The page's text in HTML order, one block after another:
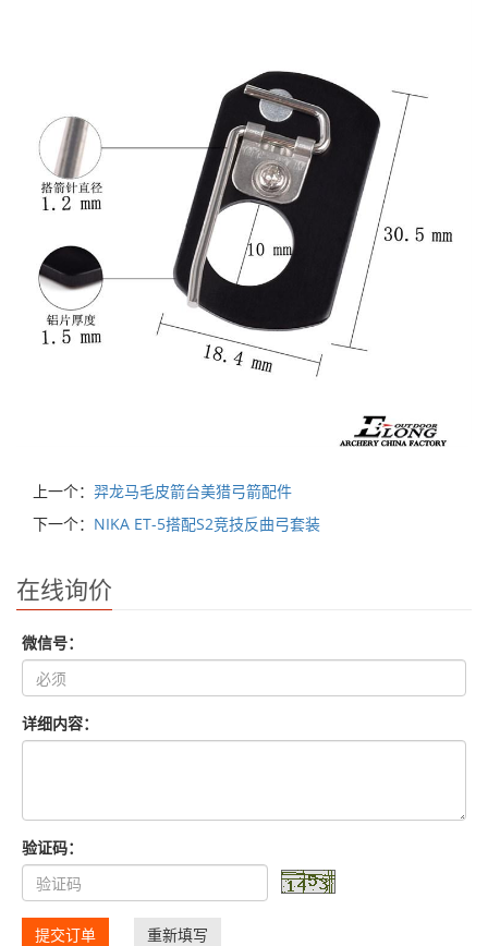
上一个： 羿龙马毛皮箭台美猎弓箭配件
下一个： NIKA ET-5搭配S2竞技反曲弓套装
在线询价
微信号：
详细内容：
验证码：
提交订单 重新填写